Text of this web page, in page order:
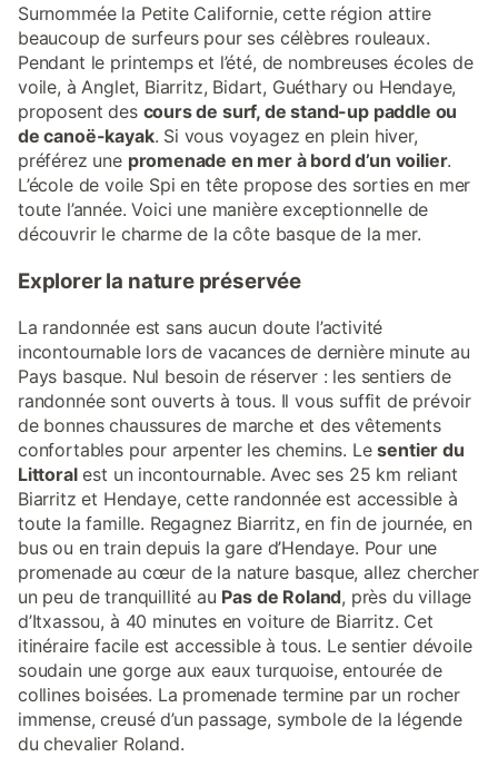
Surnommée la Petite Californie, cette région attire
beaucoup de surfeurs pour ses célèbres rouleaux.
Pendant le printemps et l’été, de nombreuses écoles de
voile, à Anglet, Biarritz, Bidart, Guéthary ou Hendaye,
proposent des cours de surf, de stand-up paddle ou
de canoë-kayak. Si vous voyagez en plein hiver,
préférez une promenade en mer à bord d’un voilier.
L’école de voile Spi en tête propose des sorties en mer
toute l’année. Voici une manière exceptionnelle de
découvrir le charme de la côte basque de la mer.
Explorer la nature préservée
La randonnée est sans aucun doute l’activité
incontournable lors de vacances de dernière minute au
Pays basque. Nul besoin de réserver : les sentiers de
randonnée sont ouverts à tous. Il vous suffit de prévoir
de bonnes chaussures de marche et des vêtements
confortables pour arpenter les chemins. Lesentier du
Littoralest un incontournable. Avec ses 25 km reliant
Biarritz et Hendaye, cette randonnée est accessible à
toute la famille. Regagnez Biarritz, en fin de journée, en
bus ou en train depuis la gare d’Hendaye. Pour une
promenade au cœur de la nature basque, allez chercher
un peu de tranquillité au Pas de Roland, près du village
d’Itxassou, à 40 minutes en voiture de Biarritz. Cet
itinéraire facile est accessible à tous. Le sentier dévoile
soudain une gorge aux eaux turquoise, entourée de
collines boisées. La promenade termine par un rocher
immense, creusé d’un passage, symbole de la légende
du chevalier Roland.